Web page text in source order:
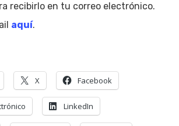
recibirlo en tu correo electrónico.
aquí.
X Facebook
LinkedIn